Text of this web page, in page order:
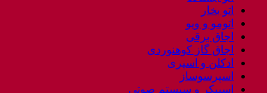
اتو بخار
اتومو و ویو
اجاق برقی
اجاق گاز کوهنوردی
ادکلن و اسپری
اسپرسوساز
اسپیکر و سیستم صوتی